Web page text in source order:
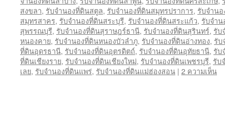
สงขลา, รับจำนองที่ดินสตูล, รับจำนองที่ดินสมุทรปราการ, รับจำน
สมุทรสาคร, รับจำนองที่ดินสระบุรี, รับจำนองที่ดินสระแก้ว, รับจำ
สุพรรณบุรี, รับจำนองที่ดินสุราษฎร์ธานี, รับจำนองที่ดินสุรินทร์, รับ
หนองคาย, รับจำนองที่ดินหนองบัวลำภู, รับจำนองที่ดินอ่างทอง, รับ
ที่ดินอุดรธานี, รับจำนองที่ดินอุตรดิตถ์, รับจำนองที่ดินอุทัยธานี, รับ
ที่ดินเชียงราย, รับจำนองที่ดินเชียงใหม่, รับจำนองที่ดินเพชรบุรี, รับ
เลย, รับจำนองที่ดินแพร่, รับจำนองที่ดินแม่ฮ่องสอน | 2 ความเห็น